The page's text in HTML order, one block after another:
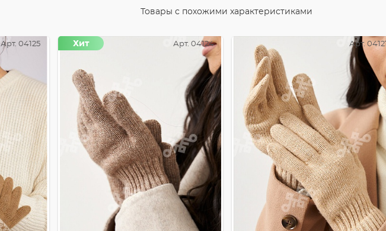
Товары с похожими характеристиками
Арт. 04125 Арт. 04124
Хит Арт.